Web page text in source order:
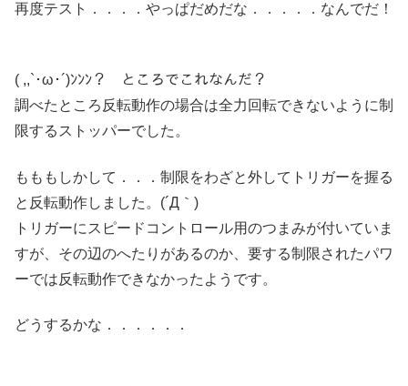
再度テスト．．．．やっぱだめだな．．．．．なんでだ！
( ,,`･ω･´)ﾝﾝﾝ？ ところでこれなんだ？
調べたところ反転動作の場合は全力回転できないように制
限するストッパーでした。
もももしかして．．．制限をわざと外してトリガーを握る
と反転動作しました。(´Д｀)
トリガーにスピードコントロール用のつまみが付いていま
すが、その辺のへたりがあるのか、要する制限されたパワ
ーでは反転動作できなかったようです。
どうするかな．．．．．．